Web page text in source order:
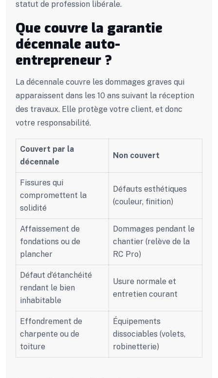
statut de profession libérale.
Que couvre la garantie
décennale auto-
entrepreneur ?
La décennale couvre les dommages graves qui
apparaissent dans les 10 ans suivant la réception
des travaux. Elle protège votre client, et donc
votre responsabilité.
Couvert par la
décennale
Non couvert
Fissures qui
compromettent la
solidité
Défauts esthétiques
(couleur, finition)
Affaissement de
fondations ou de
plancher
Dommages pendant le
chantier (relève de la
RC Pro)
Défaut d’étanchéité
rendant le bien
inhabitable
Usure normale et
entretien courant
Effondrement de
charpente ou de
toiture
Équipements
dissociables (volets,
robinetterie)